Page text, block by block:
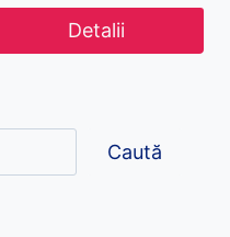
Detalii
Caută